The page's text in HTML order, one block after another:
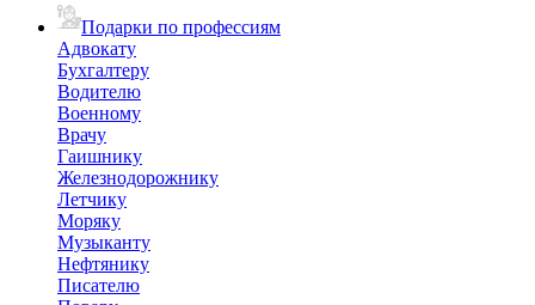
Подарки по профессиям
Адвокату
Бухгалтеру
Водителю
Военному
Врачу
Гаишнику
Железнодорожнику
Летчику
Моряку
Музыканту
Нефтянику
Писателю